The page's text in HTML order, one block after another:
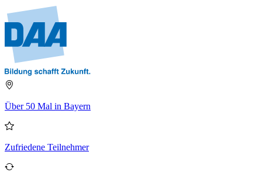
Über 50 Mal in Bayern
Zufriedene Teilnehmer